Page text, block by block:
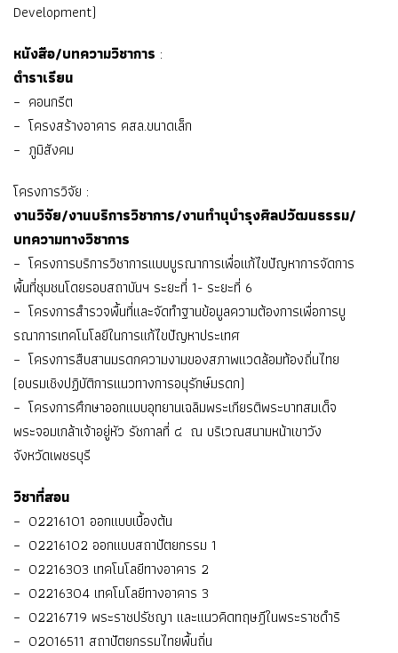
Development)
หนังสือ/บทความวิชาการ :
ตำราเรียน
– คอนกรีต
– โครงสร้างอาคาร คสล.ขนาดเล็ก
– ภูมิสังคม
โครงการวิจัย :
งานวิจัย/งานบริการวิชาการ/งานทำนุบำรุงศิลปวัฒนธรรม/
บทความทางวิชาการ
– โครงการบริการวิชาการแบบบูรณาการเพื่อแก้ไขปัญหาการจัดการ
พื้นที่ชุมชนโดยรอบสถาบันฯ ระยะที่ 1- ระยะที่ 6
– โครงการสำรวจพื้นที่และจัดทำฐานข้อมูลความต้องการเพื่อการบู
รณาการเทคโนโลยีในการแก้ไขปัญหาประเทศ
– โครงการสืบสานมรดกความงามของสภาพแวดล้อมท้องถิ่นไทย
(อบรมเชิงปฏิบัติการแนวทางการอนุรักษ์มรดก)
– โครงการศึกษาออกแบบอุทยานเฉลิมพระเกียรติพระบาทสมเด็จ
พระจอมเกล้าเจ้าอยู่หัว รัชกาลที่ ๔ ณ บริเวณสนามหน้าเขาวัง
จังหวัดเพชรบุรี
วิชาที่สอน
– 02216101 ออกแบบเบื้องต้น
– 02216102 ออกแบบสถาปัตยกรรม 1
– 02216303 เทคโนโลยีทางอาคาร 2
– 02216304 เทคโนโลยีทางอาคาร 3
– 02216719 พระราชปรัชญา และแนวคิดทฤษฎีในพระราชดำริ
– 02016511 สถาปัตยกรรมไทยพื้นถิ่น